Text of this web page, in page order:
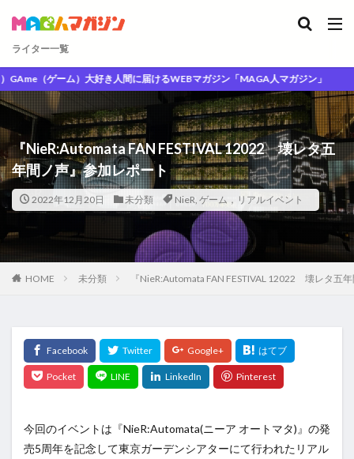
ライター一覧
）大好き人間に届けるWEBマガジン「MAGA人マガジン」
『NieR:Automata FAN FESTIVAL 12022 壊レタ五
年間ノ声』参加レポート
2022年12月20日 未分類 NieR, ゲーム，リアルイベント
HOME 未分類 『NieR:Automata FAN FESTIVAL 12022 壊レタ五
今回のイベントは『NieR:Automata(ニーア オートマタ)』の発
売5周年を記念して東京ガーデンシアターにて行われたリアル